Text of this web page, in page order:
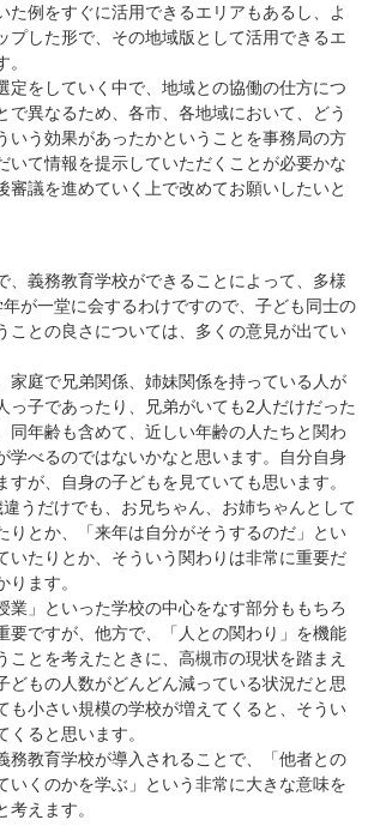
た例をすぐに活用できるエリアもあるし、よ
プした形で、その地域版として活用できるエ
をしていく中で、地域との協働の仕方につ
で異なるため、各市、各地域において、どう
いう効果があったかということを事務局の方
いて情報を提示していただくことが必要かな
審議を進めていく上で改めてお願いしたいと
義務教育学校ができることによって、多様
が一堂に会するわけですので、子ども同士の
ことの良さについては、多くの意見が出てい
庭で兄弟関係、姉妹関係を持っている人が
っ子であったり、兄弟がいても2人だけだった
同年齢も含めて、近しい年齢の人たちと関わ
学べるのではないかなと思います。自分自身
すが、自身の子どもを見ていても思います。
うだけでも、お兄ちゃん、お姉ちゃんとして
りとか、「来年は自分がそうするのだ」とい
いたりとか、そういう関わりは非常に重要だ
ります。
」といった学校の中心をなす部分ももちろ
要ですが、他方で、「人との関わり」を機能
ことを考えたときに、高槻市の現状を踏まえ
どもの人数がどんどん減っている状況だと思
も小さい規模の学校が増えてくると、そうい
くると思います。
教育学校が導入されることで、「他者との
いくのかを学ぶ」という非常に大きな意味を
えます。